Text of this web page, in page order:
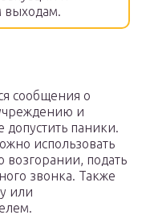
выходам.
сообщения о
и
паники.
использовать
возгорании, подать
звонка. Также
или